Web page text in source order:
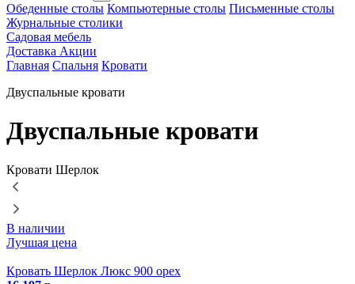
Обеденные столы Компьютерные столы Письменные столы
Журнальные столики
Садовая мебель
Доставка Акции
Главная Спальня Кровати
Двуспальные кровати
Двуспальные кровати
Кровати Шерлок
В наличии
Лучшая цена
Кровать Шерлок Люкс 900 орех